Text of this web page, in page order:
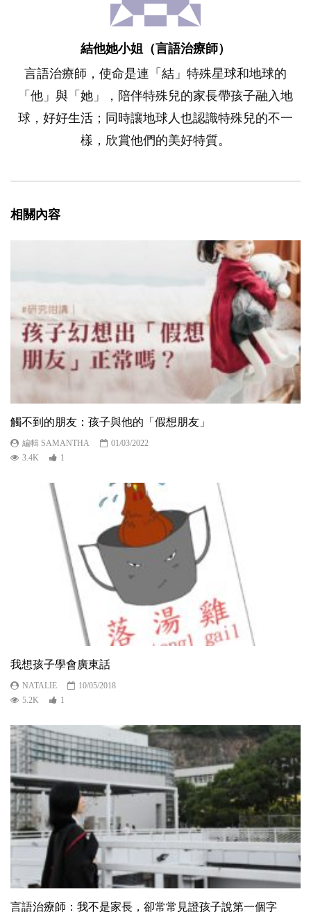
結他她小姐（言語治療師）
言語治療師，使命是連「結」特殊星球和地球的
「他」與「她」，陪伴特殊兒的家長帶孩子融入地
球，好好生活；同時讓地球人也認識特殊兒的不一
樣，欣賞他們的美好特質。
相關內容
觸不到的朋友：孩子與他的「假想朋友」
編輯 SAMANTHA
01/03/2022
3.4K
1
我想孩子學會廣東話
NATALIE
10/05/2018
5.2K
1
言語治療師：我不是家長，卻常常見證孩子說第一個字